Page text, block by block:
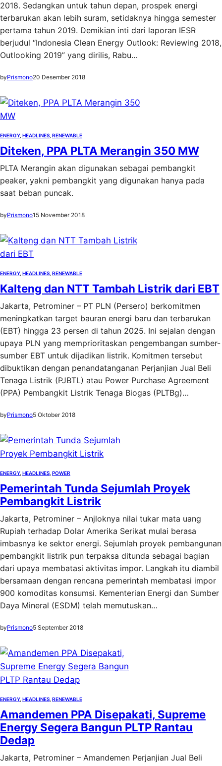
2018. Sedangkan untuk tahun depan, prospek energi
terbarukan akan lebih suram, setidaknya hingga semester
pertama tahun 2019. Demikian inti dari laporan IESR
berjudul “Indonesia Clean Energy Outlook: Reviewing 2018,
Outlooking 2019” yang dirilis, Rabu…
byPrismono20 Desember 2018
ENERGY, HEADLINES RENEWABLE
Diteken, PPA PLTA Merangin 350 MW
PLTA Merangin akan digunakan sebagai pembangkit
peaker, yakni pembangkit yang digunakan hanya pada
saat beban puncak.
byPrismono15 November 2018
ENERGY, HEADLINES RENEWABLE
Kalteng dan NTT Tambah Listrik dari EBT
Jakarta, Petrominer – PT PLN (Persero) berkomitmen
meningkatkan target bauran energi baru dan terbarukan
(EBT) hingga 23 persen di tahun 2025. Ini sejalan dengan
upaya PLN yang memprioritaskan pengembangan sumber-
sumber EBT untuk dijadikan listrik. Komitmen tersebut
dibuktikan dengan penandatanganan Perjanjian Jual Beli
Tenaga Listrik (PJBTL) atau Power Purchase Agreement
(PPA) Pembangkit Listrik Tenaga Biogas (PLTBg)…
byPrismono5 Oktober 2018
ENERGY, HEADLINES POWER
Pemerintah Tunda Sejumlah Proyek
Pembangkit Listrik
Jakarta, Petrominer – Anjloknya nilai tukar mata uang
Rupiah terhadap Dolar Amerika Serikat mulai berasa
imbasnya ke sektor energi. Sejumlah proyek pembangunan
pembangkit listrik pun terpaksa ditunda sebagai bagian
dari upaya membatasi aktivitas impor. Langkah itu diambil
bersamaan dengan rencana pemerintah membatasi impor
900 komoditas konsumsi. Kementerian Energi dan Sumber
Daya Mineral (ESDM) telah memutuskan…
byPrismono5 September 2018
ENERGY, HEADLINES RENEWABLE
Amandemen PPA Disepakati, Supreme
Energy Segera Bangun PLTP Rantau
Dedap
Jakarta, Petrominer – Amandemen Perjanjian Jual Beli